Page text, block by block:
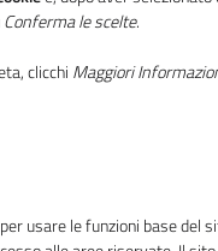
-
Conferma le scelte.
clicchi Maggiori
usare le funzioni base del